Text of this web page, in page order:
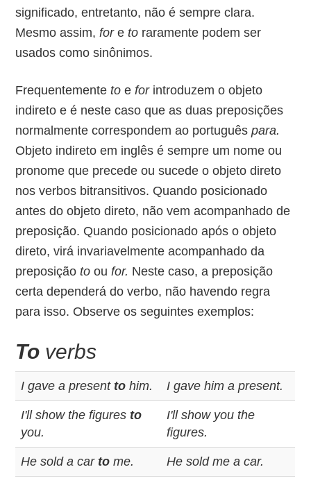
significado, entretanto, não é sempre clara.
Mesmo assim,foreto raramente podem ser
usados como sinônimos.
Frequentementeto eforintroduzem o objeto
indireto e é neste caso que as duas preposições
normalmente correspondem ao portuguêspara.
Objeto indireto em inglês é sempre um nome ou
pronome que precede ou sucede o objeto direto
nos verbos bitransitivos. Quando posicionado
antes do objeto direto, não vem acompanhado de
preposição. Quando posicionado após o objeto
direto, virá invariavelmente acompanhado da
preposiçãoto oufor. Neste caso, a preposição
certa dependerá do verbo, não havendo regra
para isso. Observe os seguintes exemplos:
To verbs
I gave a presentto him. I gave him a present.
I'll show the figuresto
you.
I'll show you the
figures.
He sold a carto me. He sold me a car.